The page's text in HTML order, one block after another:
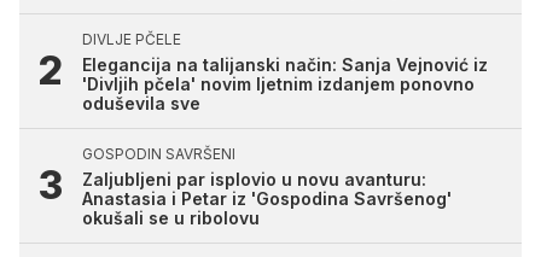
DIVLJE PČELE
Elegancija na talijanski način: Sanja Vejnović iz
'Divljih pčela' novim ljetnim izdanjem ponovno
oduševila sve
GOSPODIN SAVRŠENI
Zaljubljeni par isplovio u novu avanturu:
Anastasia i Petar iz 'Gospodina Savršenog'
okušali se u ribolovu